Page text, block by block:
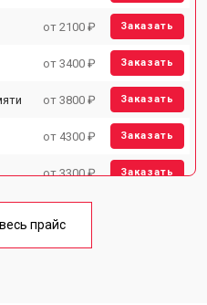
от 2100 ₽ Заказать
от 3400 ₽ Заказать
от 3800 ₽ Заказать
от 4300 ₽ Заказать
от 3300 ₽ Заказать
прайс